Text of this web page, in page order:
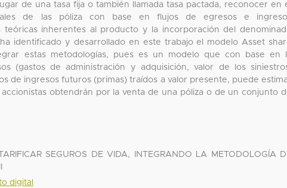
de una tasa fija o también llamada tasa pactada, reconocer en
de las póliza con base en flujos de egresos e
teóricas inherentes al producto y la incorporación del
identificado y desarrollado en este trabajo el modelo Asset
estas metodologías, pues es un modelo que con base en
(gastos de administración y adquisición, valor de los
de ingresos futuros (primas) traídos a valor presente, puede
obtendrán por la venta de una póliza o de un conjunto
SEGUROS DE VIDA, INTEGRANDO LA METODOLOGÍA
digital